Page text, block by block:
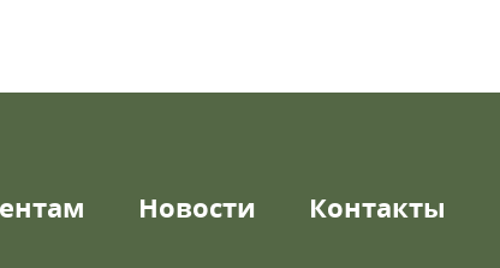
Новости Контакты